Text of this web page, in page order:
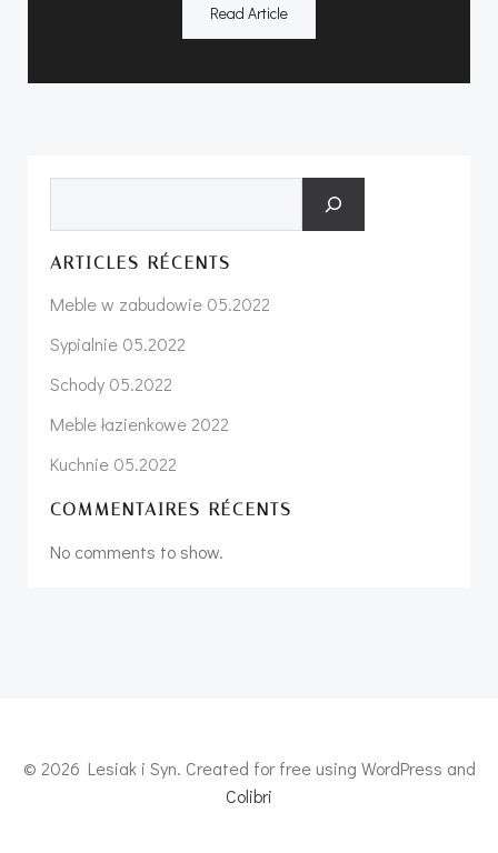
Read Article
ARTICLES RÉCENTS
Meble w zabudowie 05.2022
Sypialnie 05.2022
Schody 05.2022
Meble łazienkowe 2022
Kuchnie 05.2022
COMMENTAIRES RÉCENTS
No comments to show.
© 2026 Lesiak i Syn. Created for free using WordPress and
Colibri